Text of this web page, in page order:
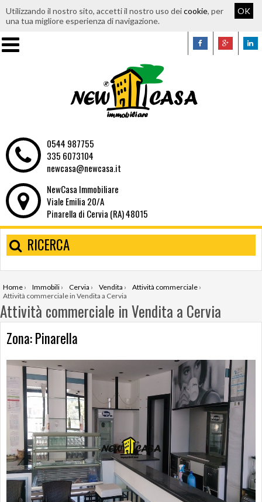
Utilizzando il nostro sito, accetti il nostro uso deicookie, per
una tua migliore esperienza di navigazione.
OK
0544 987755
335 6073104
newcasa@newcasa.it
NewCasa Immobiliare
Viale Emilia 20/A
Pinarella di Cervia (RA) 48015
RICERCA
Home › Immobili › Cervia › Vendita › Attività commerciale ›
Attività commerciale in Vendita a Cervia
Attività commerciale in Vendita a Cervia
Zona: Pinarella